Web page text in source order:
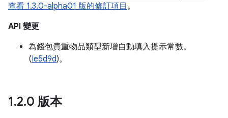
查看 1.3.0-alpha01 版的修訂項目 。
API 變更
為錢包貴重物品類型新增自動填入提示常數。
(Ie5d9d)。
1.2.0 版本